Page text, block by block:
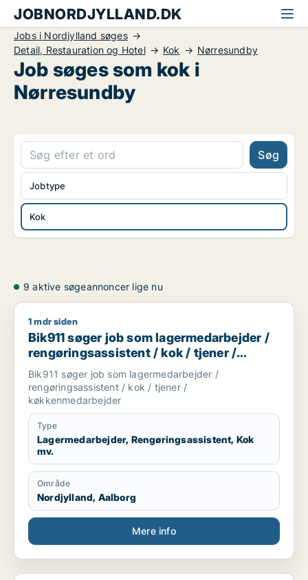
JOBNORDJYLLAND.DK
Jobs i Nordjylland søges
Detail, Restauration og Hotel
Kok Nørresundby
Job søges som kok i
Nørresundby
Søg
Kok
Jobtype
9 aktive søgeannoncer lige nu
Bik911 søger job som lagermedarbejder /
1 mdr siden
Bik911 søger job som lagermedarbejder /
rengøringsassistent / kok / tjener /
køkkenmedarbejder
Bik911 søger job som lagermedarbejder /
rengøringsassistent / kok / tjener /
køkkenmedarbejder
Type
Lagermedarbejder, Rengøringsassistent, Kok
mv.
Område
Nordjylland, Aalborg
Mere info